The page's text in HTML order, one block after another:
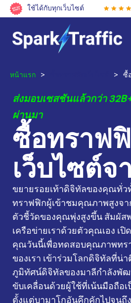
ใช้ได้กับทุกเว็บไซต์
หน้าแรก > > ซื้
ส่งมอบเซสชันแล้วกว่า
ผ่านมา
ซื้อทราฟ
เว็บไซต์จ
ขยายรอยเท้าดิจิทัลของคุณทั่ว
ทราฟฟิกผู้เข้าชมคุณภาพสูงจา
ตัวชี้วัดของคุณพุ่งสูงขึ้น สัมผัส
เครือข่ายเราด้วยตัวคุณเอง เปิ
คุณวันนี้เพื่อทดสอบคุณภาพทร
ของเรา เข้าร่วมโลกดิจิทัลที่น่
ภูมิทัศน์ดิจิทัลของมาลีกำลังพัฒ
ขับเคลื่อนด้วยผู้ใช้ที่เน้นมือถือ
ตั้งแต่บามาโกอันคึกคักไปจนถึ